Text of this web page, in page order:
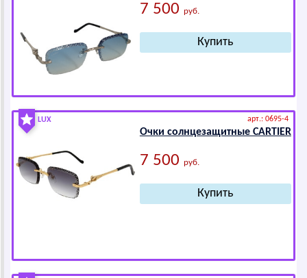
7 500 руб.
LUX арт.: 0695-4
Очки солнцезащитные САRTIЕR
7 500 руб.